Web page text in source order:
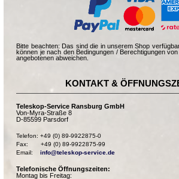
Bitte beachten: Das sind die in unserem Shop
können je nach den Bedingungen / Berechtigungen
angebotenen abweichen.
KONTAKT &
Teleskop-Service Ransburg GmbH
Von-Myra-Straße 8
D-85599 Parsdorf
Telefon: +49 (0) 89-9922875-0
Fax:       +49 (0) 89-9922875-99
Email: info@teleskop-service.de
Telefonische Öffnungszeiten:
Montag bis Freitag: